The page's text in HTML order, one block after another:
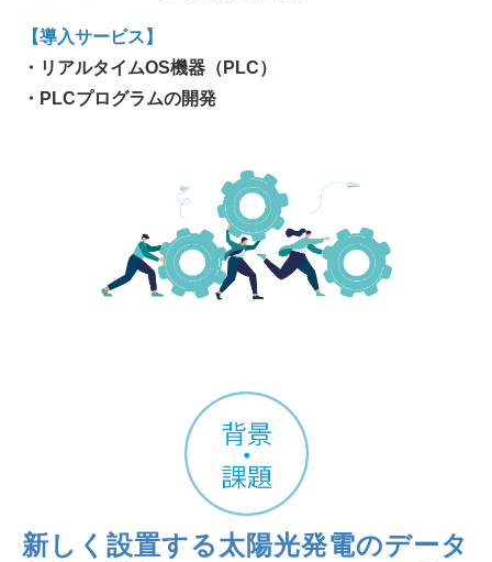
【導入サービス】
・リアルタイムOS機器（PLC）
・PLCプログラムの開発
新しく設置する太陽光発電のデータ